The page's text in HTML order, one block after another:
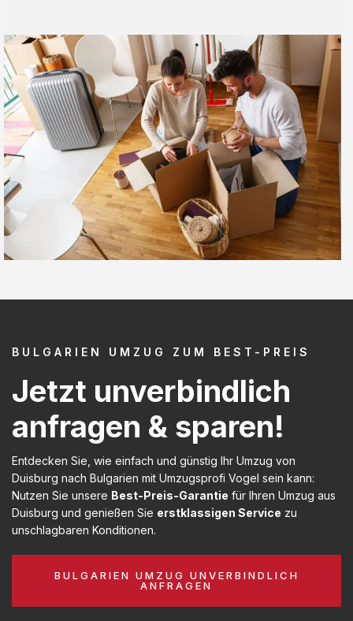
BULGARIEN UMZUG ZUM BEST-PREIS
Jetzt unverbindlich
anfragen & sparen!
Entdecken Sie, wie einfach und günstig Ihr Umzug von
Duisburg nach Bulgarien mit Umzugsprofi Vogel sein kann:
Nutzen Sie unsere Best-Preis-Garantie für Ihren Umzug aus
Duisburg und genießen Sie erstklassigen Service zu
unschlagbaren Konditionen.
BULGARIEN UMZUG UNVERBINDLICH
ANFRAGEN